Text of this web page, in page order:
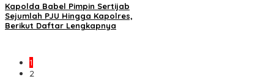
Kapolda Babel Pimpin Sertijab
Sejumlah PJU Hingga Kapolres,
Berikut Daftar Lengkapnya
1
2